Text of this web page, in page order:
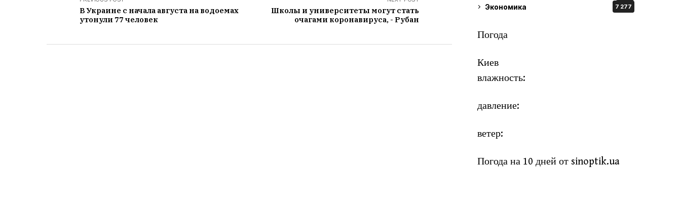
В Украине с начала августа на водоемах
утонули 77 человек
Школы и университеты могут стать
очагами коронавируса, - Рубан
Экономика 7 277
Погода
Киев
влажность:
давление:
ветер:
Погода на 10 дней от sinoptik.ua